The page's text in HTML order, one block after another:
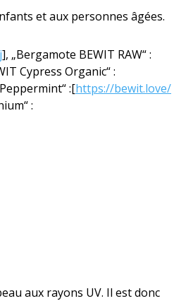
et aux personnes âgées.
], „Bergamote BEWIT RAW“ :
Cypress Organic“ :
:[https://bewit.love/
:
aux rayons UV. Il est donc